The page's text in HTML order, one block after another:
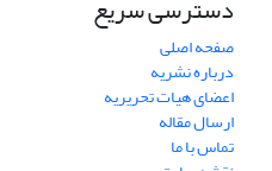
دسترسی سریع
صفحه اصلی
درباره نشریه
اعضای هیات تحریریه
ارسال مقاله
تماس با ما